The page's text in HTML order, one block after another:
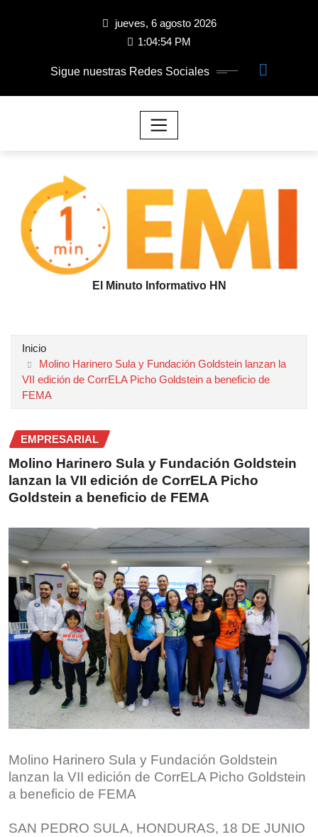
jueves, 6 agosto 2026
1:04:55 PM
Sigue nuestras Redes Sociales
El Minuto Informativo HN
Inicio
Molino Harinero Sula y Fundación Goldstein lanzan la
VII edición de CorrELA Picho Goldstein a beneficio de
FEMA
EMPRESARIAL
Molino Harinero Sula y Fundación Goldstein
lanzan la VII edición de CorrELA Picho
Goldstein a beneficio de FEMA
Molino Harinero Sula y Fundación Goldstein
lanzan la VII edición de CorrELA Picho Goldstein
a beneficio de FEMA
SAN PEDRO SULA, HONDURAS, 18 DE JUNIO